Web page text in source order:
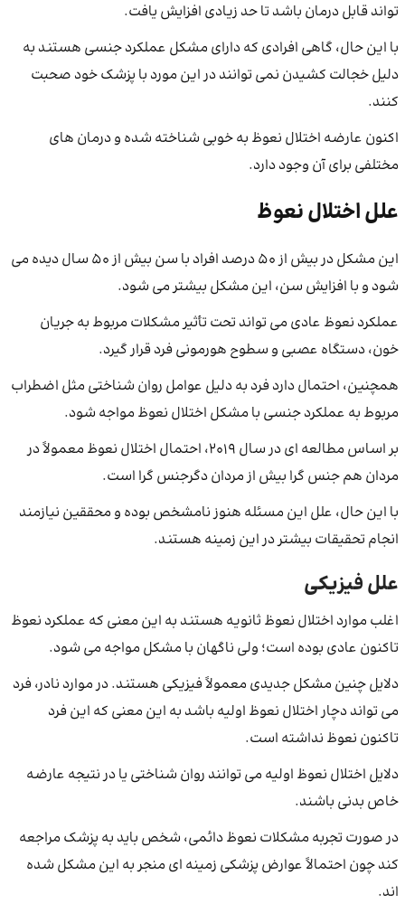
تواند قابل درمان باشد تا حد زیادی افزایش یافت.
با این حال، گاهی افرادی که دارای مشکل عملکرد جنسی هستند به
دلیل خجالت کشیدن نمی توانند در این مورد با پزشک خود صحبت
کنند.
اکنون عارضه اختلال نعوظ به خوبی شناخته شده و درمان های
مختلفی برای آن وجود دارد.
علل اختلال نعوظ
این مشکل در بیش از 50 درصد افراد با سن بیش از 50 سال دیده می
شود و با افزایش سن، این مشکل بیشتر می شود.
عملکرد نعوظ عادی می تواند تحت تأثیر مشکلات مربوط به جریان
خون، دستگاه عصبی و سطوح هورمونی فرد قرار گیرد.
همچنین، احتمال دارد فرد به دلیل عوامل روان شناختی مثل اضطراب
مربوط به عملکرد جنسی با مشکل اختلال نعوظ مواجه شود.
بر اساس مطالعه ای در سال 2019، احتمال اختلال نعوظ معمولاً در
مردان هم جنس گرا بیش از مردان دگرجنس گرا است.
با این حال، علل این مسئله هنوز نامشخص بوده و محققین نیازمند
انجام تحقیقات بیشتر در این زمینه هستند.
علل فیزیکی
اغلب موارد اختلال نعوظ ثانویه هستند به این معنی که عملکرد نعوظ
تاکنون عادی بوده است؛ ولی ناگهان با مشکل مواجه می شود.
دلایل چنین مشکل جدیدی معمولاً فیزیکی هستند. در موارد نادر، فرد
می تواند دچار اختلال نعوظ اولیه باشد به این معنی که این فرد
تاکنون نعوظ نداشته است.
دلایل اختلال نعوظ اولیه می توانند روان شناختی یا در نتیجه عارضه
خاص بدنی باشند.
در صورت تجربه مشکلات نعوظ دائمی، شخص باید به پزشک مراجعه
کند چون احتمالاً عوارض پزشکی زمینه ای منجر به این مشکل شده
اند.